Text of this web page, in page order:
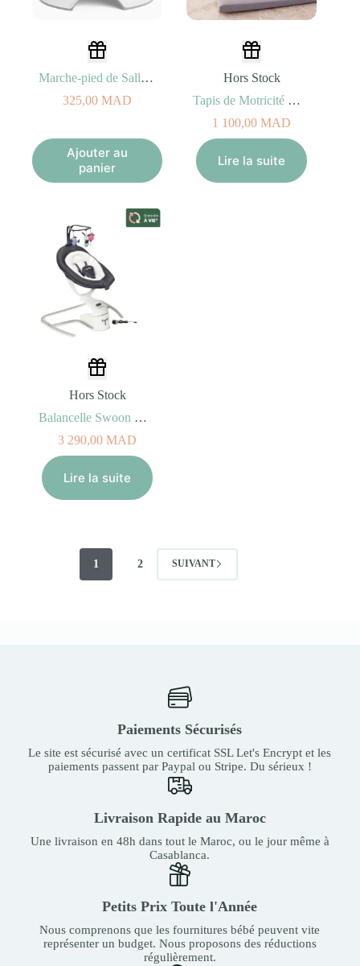
Marche-pied de Salle de Bains Twistshake 2A+
325,00 MAD
Ajouter au
panier
Hors Stock
Tapis de Motricité XL Lapins (Évolutif 5 en 1)
1 100,00 MAD
Lire la suite
Hors Stock
Balancelle Swoon Motion Zinc
3 290,00 MAD
Lire la suite
1 2 SUIVANT
Paiements Sécurisés
Le site est sécurisé avec un certificat SSL Let's Encrypt et les
paiements passent par Paypal ou Stripe. Du sérieux !
Livraison Rapide au Maroc
Une livraison en 48h dans tout le Maroc, ou le jour même à
Casablanca.
Petits Prix Toute l'Année
Nous comprenons que les fournitures bébé peuvent vite
représenter un budget. Nous proposons des réductions
régulièrement.